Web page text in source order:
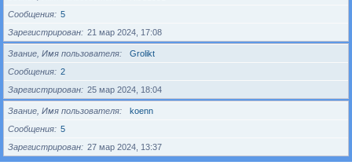
Сообщения
5
Зарегистрирован
21 мар 2024, 17:08
Звание, Имя пользователя
Grolikt
Сообщения
2
Зарегистрирован
25 мар 2024, 18:04
Звание, Имя пользователя
koenn
Сообщения
5
Зарегистрирован
27 мар 2024, 13:37